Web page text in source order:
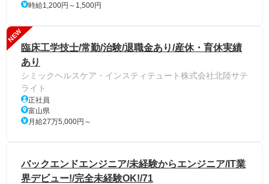
時給1,200円～1,500円
NEW
臨床工学技士/常勤/治験/退職金あり/産休・育休実績
あり
シミックヘルスケア・インスティテュート株式会社北陸サテ
ライト
正社員
富山県
月給27万5,000円～
バックエンドエンジニア/未経験からエンジニア/IT業
界デビュー!/完全未経験OK!/71